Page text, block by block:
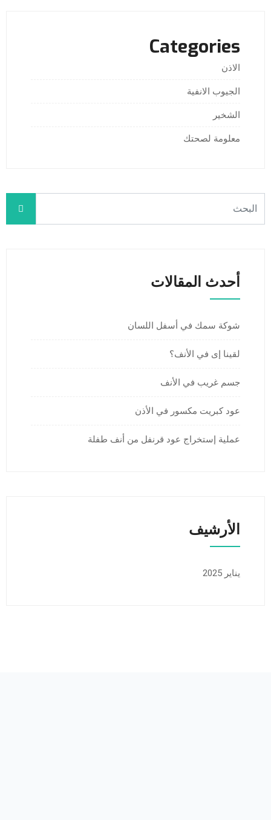
Categories
الاذن
الجيوب الانفية
الشخير
معلومة لصحتك
أحدث المقالات
شوكة سمك في أسفل اللسان
لقينا إى في الأنف؟
جسم غريب في الأنف
عود كبريت مكسور في الأذن
عملية إستخراج عود قرنفل من أنف طفلة
الأرشيف
يناير 2025